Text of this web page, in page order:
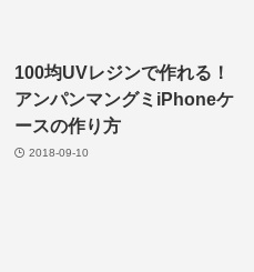
100均UVレジンで作れる！
アンパンマングミiPhoneケ
ースの作り方
2018-09-10